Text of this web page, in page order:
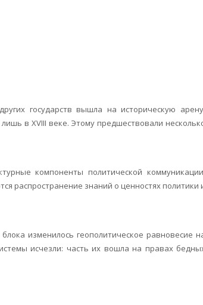
государств вышла на историческую
в XVIII веке. Этому предшествовали
компоненты политической
распространение знаний о ценностях политики
изменилось геополитическое равновесие
исчезли: часть их вошла на правах